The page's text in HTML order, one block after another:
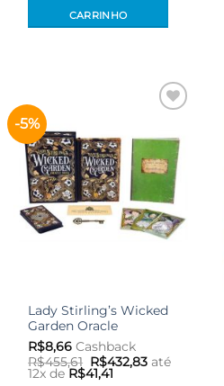
CARRINHO
-5%
aos meus
Lady Stirling’s Wicked
Garden Oracle
R$8,66 Cashback
R$455,61 O
preço
R$432,83Oaté
12x de R$41,41